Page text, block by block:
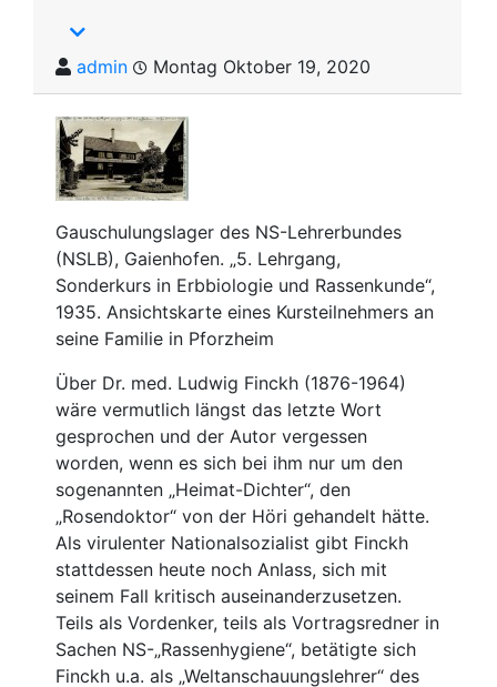
admin Montag Oktober 19, 2020
Gauschulungslager des NS-Lehrerbundes
(NSLB), Gaienhofen. „5. Lehrgang,
Sonderkurs in Erbbiologie und Rassenkunde“,
1935. Ansichtskarte eines Kursteilnehmers an
seine Familie in Pforzheim
Über Dr. med. Ludwig Finckh (1876-1964)
wäre vermutlich längst das letzte Wort
gesprochen und der Autor vergessen
worden, wenn es sich bei ihm nur um den
sogenannten „Heimat-Dichter“, den
„Rosendoktor“ von der Höri gehandelt hätte.
Als virulenter Nationalsozialist gibt Finckh
stattdessen heute noch Anlass, sich mit
seinem Fall kritisch auseinanderzusetzen.
Teils als Vordenker, teils als Vortragsredner in
Sachen NS-„Rassenhygiene“, betätigte sich
Finckh u.a. als „Weltanschauungslehrer“ des